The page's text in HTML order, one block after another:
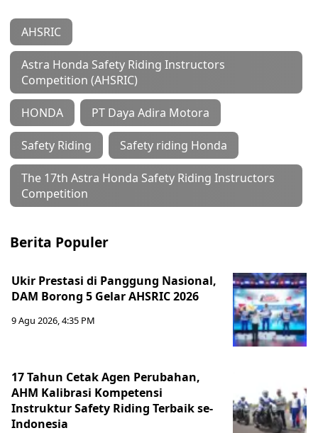
AHSRIC
Astra Honda Safety Riding Instructors
Competition (AHSRIC)
HONDA PT Daya Adira Motora
Safety Riding Safety riding Honda
The 17th Astra Honda Safety Riding Instructors
Competition
Berita Populer
Ukir Prestasi di Panggung Nasional,
DAM Borong 5 Gelar AHSRIC 2026
9 Agu 2026, 4:35 PM
17 Tahun Cetak Agen Perubahan,
AHM Kalibrasi Kompetensi
Instruktur Safety Riding Terbaik se-
Indonesia